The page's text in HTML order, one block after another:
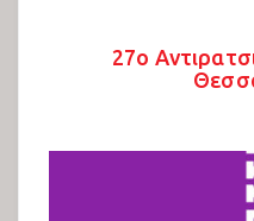
27ο